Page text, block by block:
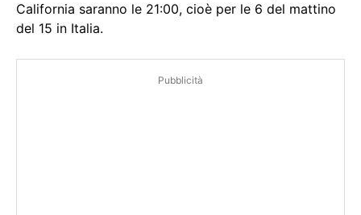
California saranno le 21:00, cioè per le 6 del mattino
del 15 in Italia.
Pubblicità